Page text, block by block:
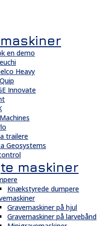
en demo
Heavy
Innovate
trailere
Geosystems
maskiner
Knækstyrede dumpere
Gravemaskiner på hjul
Gravemaskiner på larvebånd